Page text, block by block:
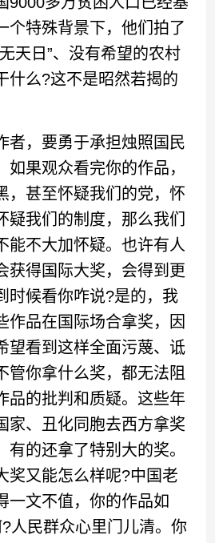
个特殊背景下，他们拍了
天日”、没有希望的农村
什么?这不是昭然若揭的
，要勇于承担烛照国民
如果观众看完你的作品，
，甚至怀疑我们的党，怀
疑我们的制度，那么我们
能不大加怀疑。也许有人
获得国际大奖，会得到更
时候看你咋说?是的，我
作品在国际场合拿奖，因
望看到这样全面污蔑、诋
管你拿什么奖，都无法阻
品的批判和质疑。这些年
家、丑化同胞去西方拿奖
有的还拿了特别大的奖。
奖又能怎么样呢?中国老
一文不值，你的作品如
人民群众心里门儿清。你